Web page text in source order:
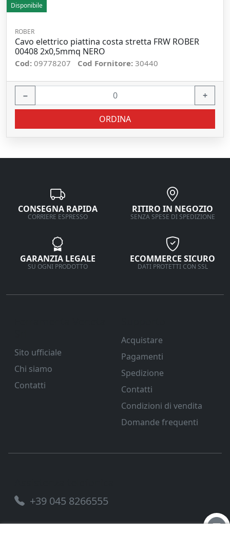
Disponibile
ROBER
Cavo elettrico piattina costa stretta FRW ROBER
00408 2x0,5mmq NERO
Cod: 09778207 Cod Fornitore: 30440
− +
ORDINA
CONSEGNA RAPIDA
CORRIERE ESPRESSO
RITIRO IN NEGOZIO
SENZA SPESE DI SPEDIZIONE
GARANZIA LEGALE
SU OGNI PRODOTTO
ECOMMERCE SICURO
DATI PROTETTI CON SSL
Sito ufficiale
Chi siamo
Contatti
Acquistare
Pagamenti
Spedizione
Contatti
Condizioni di vendita
Domande frequenti
+39 045 8266555